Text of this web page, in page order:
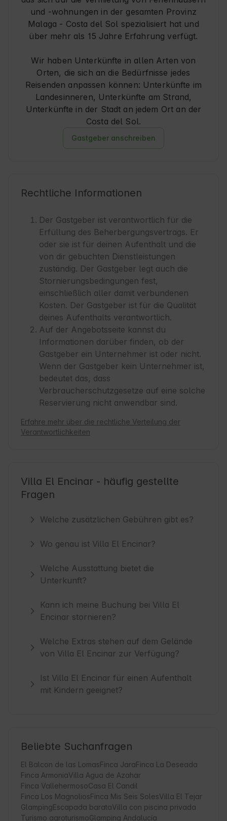
und -wohnungen in der gesamten Provinz
Malaga - Costa del Sol spezialisiert hat und
über mehr als 15 Jahre Erfahrung verfügt.
Wir haben Unterkünfte in allen Arten von
Orten, die sich an die Bedürfnisse jedes
Reisenden anpassen können: Unterkünfte im
Landesinneren, Unterkünfte am Strand,
Unterkünfte in der Stadt an jedem Ort an der
Costa del Sol.
Gastgeber anschreiben
Rechtliche Informationen
Der Gastgeber ist verantwortlich für die
Erfüllung des Beherbergungsvertrags. Er
oder sie ist für deinen Aufenthalt und die
von dir gebuchten Dienstleistungen
zuständig. Der Gastgeber legt auch die
Stornierungsbedingungen fest,
einschließlich aller damit verbundenen
Kosten. Der Gastgeber ist für die Qualität
deines Aufenthalts verantwortlich.
Auf der Angebotsseite kannst du
Informationen darüber finden, ob der
Gastgeber ein Unternehmer ist oder nicht.
Wenn der Gastgeber kein Unternehmer ist,
bedeutet das, dass
Verbraucherschutzgesetze auf eine solche
Reservierung nicht anwendbar sind.
Erfahre mehr über die rechtliche Verteilung der
Verantwortlichkeiten
Villa El Encinar - häufig gestellte
Fragen
Welche zusätzlichen Gebühren gibt es?
Wo genau ist Villa El Encinar?
Welche Ausstattung bietet die
Unterkunft?
Kann ich meine Buchung bei Villa El
Encinar stornieren?
Welche Extras stehen auf dem Gelände
von Villa El Encinar zur Verfügung?
Ist Villa El Encinar für einen Aufenthalt
mit Kindern geeignet?
Beliebte Suchanfragen
El Balcon de las LomasFinca JaraFinca La Deseada
Finca ArmoniaVilla Agua de Azahar
Finca VallehermosoCasa El Candil
Finca Los MagnoliosFinca Mis Seis SolesVilla El Tejar
GlampingEscapada barataVilla con piscina privada
Turismo agroturismoGlamping Andalucía